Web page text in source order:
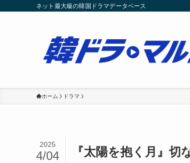
ネット最大級の韓国ドラマデータベース
ホーム ドラマ
『太陽を抱く月』切
2025
4/04